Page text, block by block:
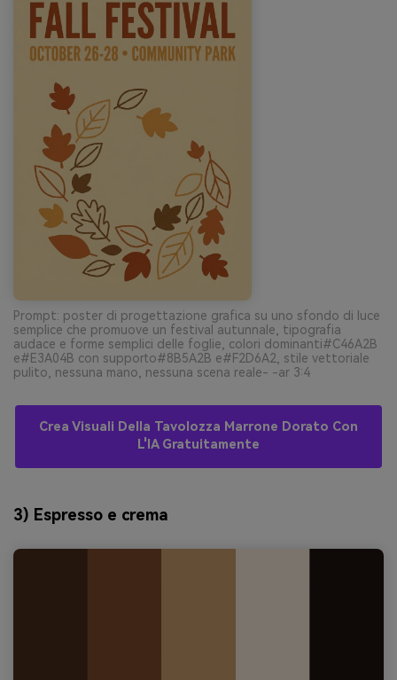
Prompt: poster di progettazione grafica su uno sfondo di luce
semplice che promuove un festival autunnale, tipografia
audace e forme semplici delle foglie, colori dominanti#C46A2B
e#E3A04B con supporto#8B5A2B e#F2D6A2, stile vettoriale
pulito, nessuna mano, nessuna scena reale- -ar 3:4
Crea Visuali Della Tavolozza Marrone Dorato Con
L'IA Gratuitamente
3) Espresso e crema